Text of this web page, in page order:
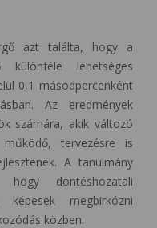
azt találta, hogy a
különféle lehetséges
0,1 másodpercenként
Az eredmények
számára, akik változó
tervezésre is
A tanulmány
döntéshozatali
megbirkózni
közben.